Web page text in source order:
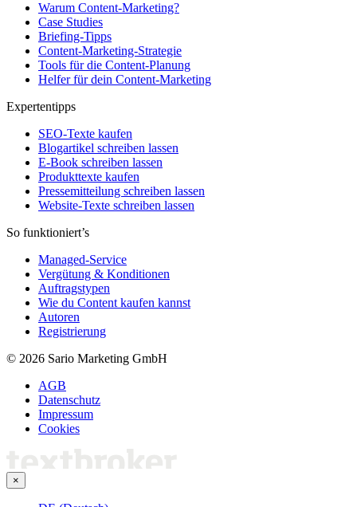
Warum Content-Marketing?
Case Studies
Briefing-Tipps
Content-Marketing-Strategie
Tools für die Content-Planung
Helfer für dein Content-Marketing
Expertentipps
SEO-Texte kaufen
Blogartikel schreiben lassen
E-Book schreiben lassen
Produkttexte kaufen
Pressemitteilung schreiben lassen
Website-Texte schreiben lassen
So funktioniert’s
Managed-Service
Vergütung & Konditionen
Auftragstypen
Wie du Content kaufen kannst
Autoren
Registrierung
© 2026 Sario Marketing GmbH
AGB
Datenschutz
Impressum
Cookies
×